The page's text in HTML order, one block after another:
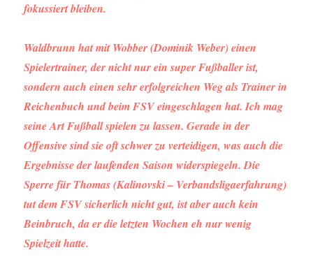
fokussiert bleiben.
Waldbrunn hat mit Wobber (Dominik Weber) einen
Spielertrainer, der nicht nur ein super Fußballer ist,
sondern auch einen sehr erfolgreichen Weg als Trainer in
Reichenbuch und beim FSV eingeschlagen hat. Ich mag
seine Art Fußball spielen zu lassen. Gerade in der
Offensive sind sie oft schwer zu verteidigen, was auch die
Ergebnisse der laufenden Saison widerspiegeln. Die
Sperre für Thomas (Kalinovski – Verbandsligaerfahrung)
tut dem FSV sicherlich nicht gut, ist aber auch kein
Beinbruch, da er die letzten Wochen eh nur wenig
Spielzeit hatte.